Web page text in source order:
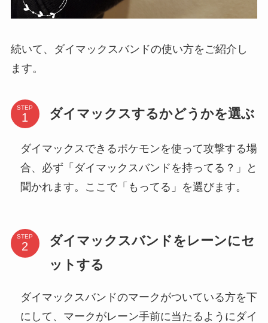
続いて、ダイマックスバンドの使い方をご紹介し
ます。
STEP ダイマックスするかどうかを選ぶ
ダイマックスできるポケモンを使って攻撃する場
合、必ず「ダイマックスバンドを持ってる？」と
聞かれます。ここで「もってる」を選びます。
STEP
ダイマックスバンドをレーンにセ
ットする
ダイマックスバンドのマークがついている方を下
にして、マークがレーン手前に当たるようにダイ